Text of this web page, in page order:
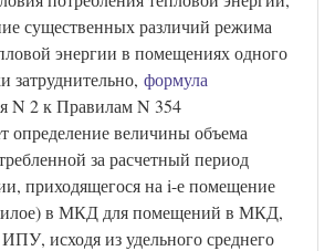
существенных различий режима
энергии в помещениях одного
формула
N 2 к Правилам N 354
определение величины объема
за расчетный период
приходящегося на i-е помещение
в МКД для помещений в МКД,
исходя из удельного среднего